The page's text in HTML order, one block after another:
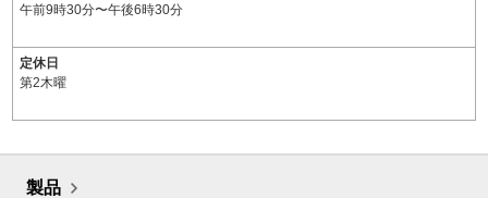
午前9時30分〜午後6時30分
定休日
第2木曜
製品